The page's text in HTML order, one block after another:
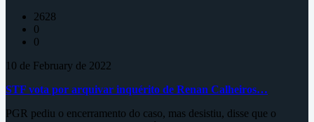
2628
0
0
10 de February de 2022
STF vota por arquivar inquérito de Renan Calheiros…
PGR pediu o encerramento do caso, mas desistiu, disse que o